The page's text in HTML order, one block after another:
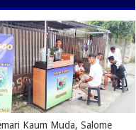
Kaum Muda, Salome